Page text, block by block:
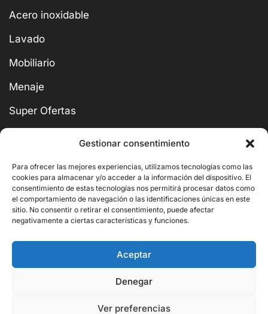
Gestionar consentimiento
Para ofrecer las mejores experiencias, utilizamos tecnologías como las
cookies para almacenar y/o acceder a la información del dispositivo. El
consentimiento de estas tecnologías nos permitirá procesar datos como
el comportamiento de navegación o las identificaciones únicas en este
sitio. No consentir o retirar el consentimiento, puede afectar
negativamente a ciertas características y funciones.
Aceptar
Denegar
Ver preferencias
Acero inoxidable
Lavado
Mobiliario
Menaje
Super Ofertas
BUSCAR
Copyright © 2026 Ornito Hostelería